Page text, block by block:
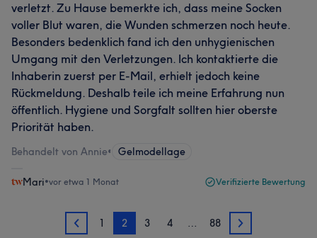
verletzt. Zu Hause bemerkte ich, dass meine Socken
voller Blut waren, die Wunden schmerzen noch heute.
Besonders bedenklich fand ich den unhygienischen
Umgang mit den Verletzungen. Ich kontaktierte die
Inhaberin zuerst per E-Mail, erhielt jedoch keine
Rückmeldung. Deshalb teile ich meine Erfahrung nun
öffentlich. Hygiene und Sorgfalt sollten hier oberste
Priorität haben.
Behandelt von Annie• Gelmodellage
Mari•vor etwa 1 Monat Verifizierte Bewertung
1 1 2 3 4 … 88 3